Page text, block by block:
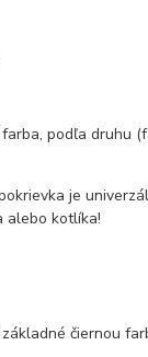
podľa druhu
je
alebo kotlíka!
čiernou